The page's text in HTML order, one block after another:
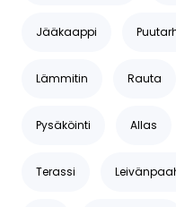
Jääkaappi
Lämmitin Rauta
Pysäköinti Allas
Terassi